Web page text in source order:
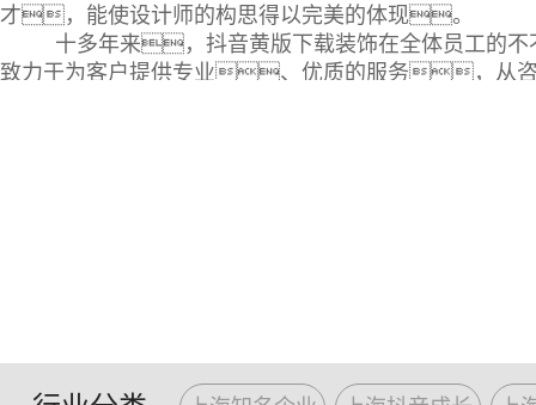
才，能使设计师的构思得以完美的体现。
十多年来，抖音黄版下载装饰在全体员工的
致力于为客户提供专业、优质的服务，
量，精良的技术装备，规范的施工管理
施，一流的服务质量，快速的反应能力